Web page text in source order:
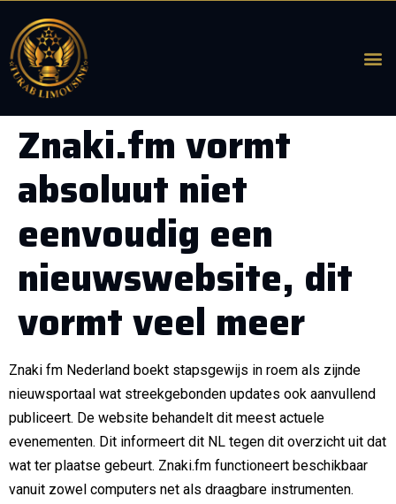
Znaki.fm vormt
absoluut niet
eenvoudig een
nieuwswebsite, dit
vormt veel meer
Znaki fm Nederland boekt stapsgewijs in roem als zijnde
nieuwsportaal wat streekgebonden updates ook aanvullend
publiceert. De website behandelt dit meest actuele
evenementen. Dit informeert dit NL tegen dit overzicht uit dat
wat ter plaatse gebeurt. Znaki.fm functioneert beschikbaar
vanuit zowel computers net als draagbare instrumenten.